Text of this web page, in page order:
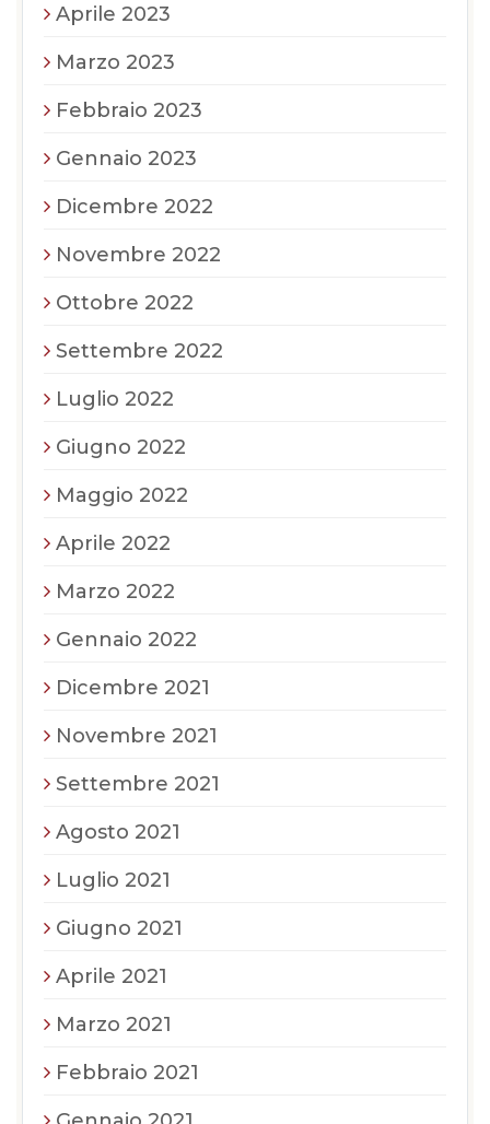
Aprile 2023
Marzo 2023
Febbraio 2023
Gennaio 2023
Dicembre 2022
Novembre 2022
Ottobre 2022
Settembre 2022
Luglio 2022
Giugno 2022
Maggio 2022
Aprile 2022
Marzo 2022
Gennaio 2022
Dicembre 2021
Novembre 2021
Settembre 2021
Agosto 2021
Luglio 2021
Giugno 2021
Aprile 2021
Marzo 2021
Febbraio 2021